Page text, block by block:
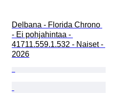
Delbana - Florida Chrono
- Ei pohjahintaa -
41711.559.1.532 - Naiset -
2026